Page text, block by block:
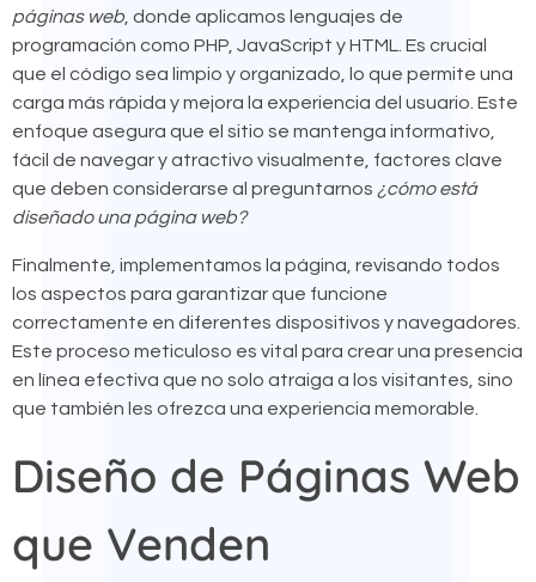
páginas web, donde aplicamos lenguajes de
programación como PHP, JavaScript y HTML. Es crucial
que el código sea limpio y organizado, lo que permite una
carga más rápida y mejora la experiencia del usuario. Este
enfoque asegura que el sitio se mantenga informativo,
fácil de navegar y atractivo visualmente, factores clave
que deben considerarse al preguntarnos ¿cómo está
diseñado una página web?
Finalmente, implementamos la página, revisando todos
los aspectos para garantizar que funcione
correctamente en diferentes dispositivos y navegadores.
Este proceso meticuloso es vital para crear una presencia
en línea efectiva que no solo atraiga a los visitantes, sino
que también les ofrezca una experiencia memorable.
Diseño de Páginas Web
que Venden